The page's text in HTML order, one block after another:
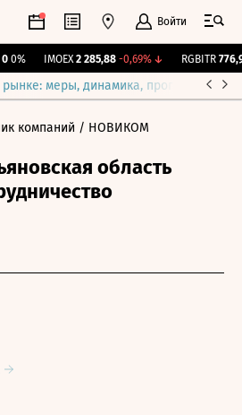
Войти
0% IMOEX 2 285,88 -0,69%↓ RGBITR 776,92
меры, динамика, прогнозы
компаний / НОВИКОМ
область